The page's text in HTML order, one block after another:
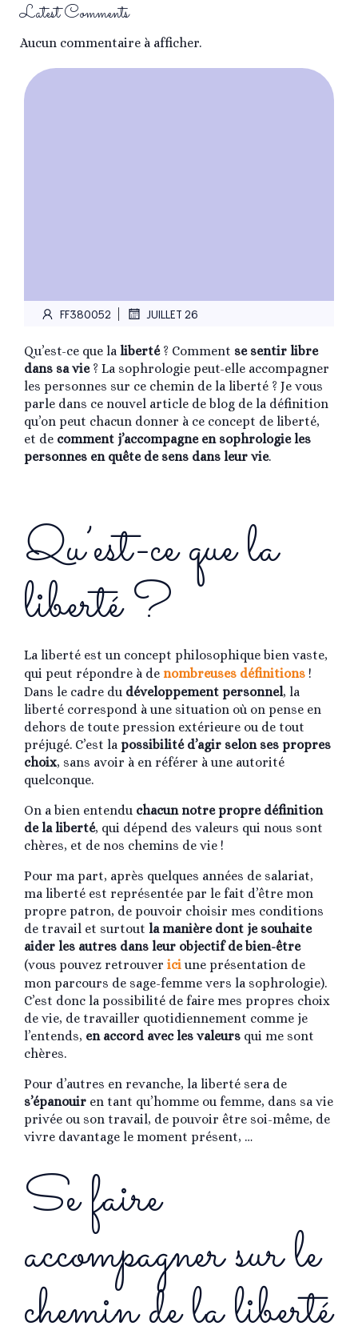
Latest Comments
Aucun commentaire à afficher.
FF380052 | JUILLET 26
Qu’est-ce que la liberté? Comment se sentir libre
dans sa vie? La sophrologie peut-elle accompagner
les personnes sur ce chemin de la liberté ? Je vous
parle dans ce nouvel article de blog de la définition
qu’on peut chacun donner à ce concept de liberté,
et de comment j’accompagne en sophrologie les
personnes en quête de sens dans leur vie.
Qu’est-ce que la
liberté ?
La liberté est un concept philosophique bien vaste,
qui peut répondre à de nombreuses définitions !
Dans le cadre du développement personnel, la
liberté correspond à une situation où on pense en
dehors de toute pression extérieure ou de tout
préjugé. C’est la possibilité d’agir selon ses propres
choix, sans avoir à en référer à une autorité
quelconque.
On a bien entendu chacun notre propre définition
de la liberté, qui dépend des valeurs qui nous sont
chères, et de nos chemins de vie !
Pour ma part, après quelques années de salariat,
ma liberté est représentée par le fait d’être mon
propre patron, de pouvoir choisir mes conditions
de travail et surtout la manière dont je souhaite
aider les autres dans leur objectif de bien-être
(vous pouvez retrouver ici une présentation de
mon parcours de sage-femme vers la sophrologie).
C’est donc la possibilité de faire mes propres choix
de vie, de travailler quotidiennement comme je
l’entends, en accord avec les valeurs qui me sont
chères.
Pour d’autres en revanche, la liberté sera de
s’épanouir en tant qu’homme ou femme, dans sa vie
privée ou son travail, de pouvoir être soi-même, de
vivre davantage le moment présent, …
Se faire
accompagner sur le
chemin de la liberté